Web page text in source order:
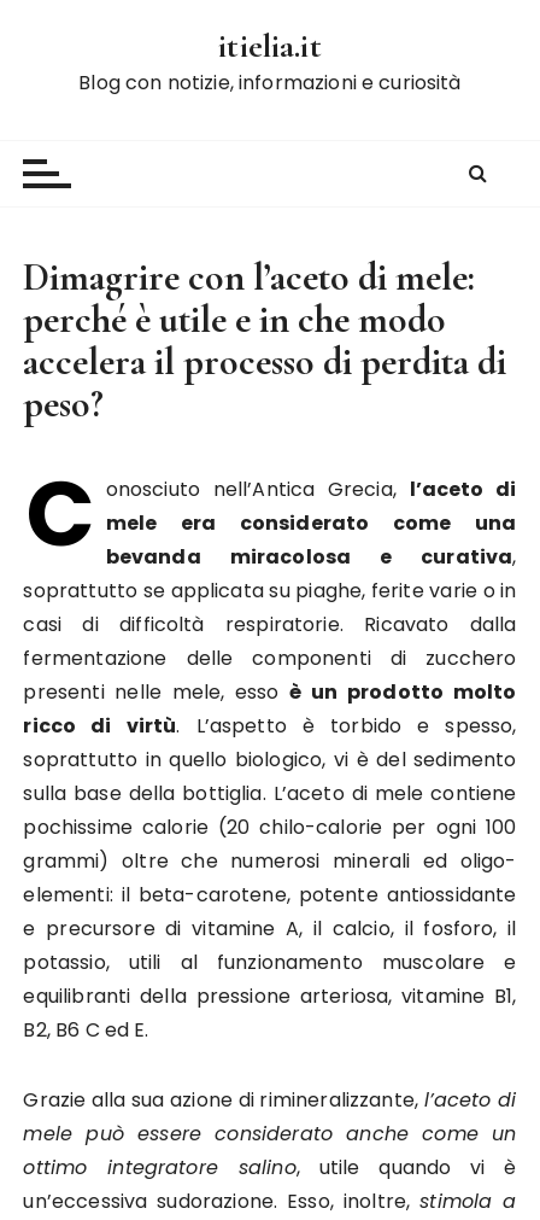
itielia.it
Blog con notizie, informazioni e curiosità
Dimagrire con l’aceto di mele:
perché è utile e in che modo
accelera il processo di perdita di
peso?
C onosciuto nell’Antica Grecia, l’aceto di
mele era considerato come una
bevanda miracolosa e curativa,
soprattutto se applicata su piaghe, ferite varie o in
casi di difficoltà respiratorie. Ricavato dalla
fermentazione delle componenti di zucchero
presenti nelle mele, essoè un prodotto molto
ricco di virtù. L’aspetto è torbido e spesso,
soprattutto in quello biologico, vi è del sedimento
sulla base della bottiglia. L’aceto di mele contiene
pochissime calorie (20 chilo-calorie per ogni 100
grammi) oltre che numerosi minerali ed oligo-
elementi: il beta-carotene, potente antiossidante
e precursore di vitamine A, il calcio, il fosforo, il
potassio, utili al funzionamento muscolare e
equilibranti della pressione arteriosa, vitamine B1,
B2, B6 C ed E.
Grazie alla sua azione di rimineralizzante, l’aceto di
mele può essere considerato anche come un
ottimo integratore salino, utile quando vi è
un’eccessiva sudorazione. Esso, inoltre,stimola a